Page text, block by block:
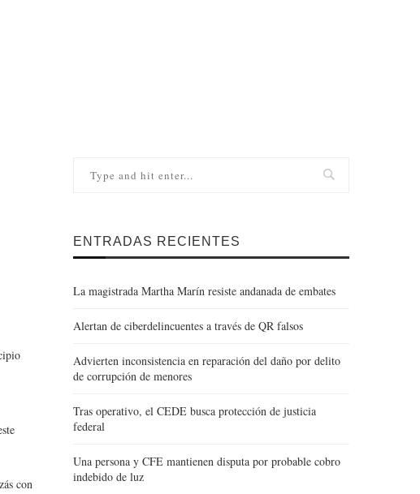
con
ENTRADAS RECIENTES
La magistrada Martha Marín resiste andanada de embates
Alertan de ciberdelincuentes a través de QR falsos
Advierten inconsistencia en reparación del daño por delito
de corrupción de menores
Tras operativo, el CEDE busca protección de justicia
federal
Una persona y CFE mantienen disputa por probable cobro
indebido de luz